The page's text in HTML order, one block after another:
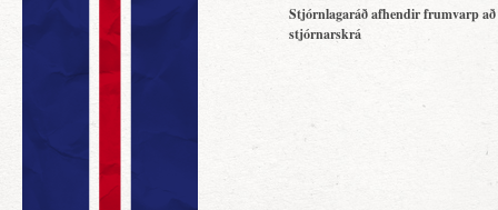
Stjórnlagaráð afhendir frumvarp
stjórnarskrá